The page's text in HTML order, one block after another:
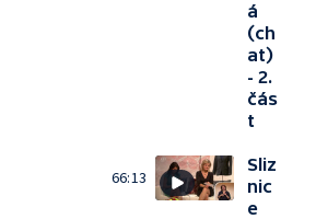
á
(ch
at)
- 2.
čás
t
66:13
Sliz
nic
e